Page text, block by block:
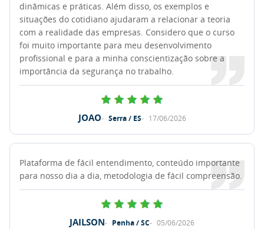
dinâmicas e práticas. Além disso, os exemplos e
situações do cotidiano ajudaram a relacionar a teoria
com a realidade das empresas. Considero que o curso
foi muito importante para meu desenvolvimento
profissional e para a minha conscientização sobre a
importância da segurança no trabalho.
JOAO Serra / ES 17/06/2026
Plataforma de fácil entendimento, conteúdo importante
para nosso dia a dia, metodologia de fácil compreensão.
JAILSON Penha / SC 05/06/2026